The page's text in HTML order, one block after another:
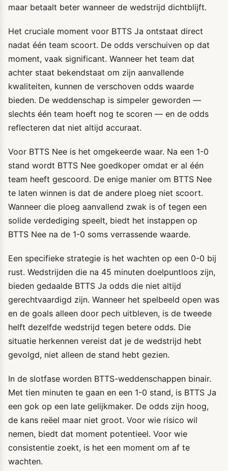
maar betaalt beter wanneer de wedstrijd dichtblijft.
Het cruciale moment voor BTTS Ja ontstaat direct
nadat één team scoort. De odds verschuiven op dat
moment, vaak significant. Wanneer het team dat
achter staat bekendstaat om zijn aanvallende
kwaliteiten, kunnen de verschoven odds waarde
bieden. De weddenschap is simpeler geworden —
slechts één team hoeft nog te scoren — en de odds
reflecteren dat niet altijd accuraat.
Voor BTTS Nee is het omgekeerde waar. Na een 1-0
stand wordt BTTS Nee goedkoper omdat er al één
team heeft gescoord. De enige manier om BTTS Nee
te laten winnen is dat de andere ploeg niet scoort.
Wanneer die ploeg aanvallend zwak is of tegen een
solide verdediging speelt, biedt het instappen op
BTTS Nee na de 1-0 soms verrassende waarde.
Een specifieke strategie is het wachten op een 0-0 bij
rust. Wedstrijden die na 45 minuten doelpuntloos zijn,
bieden gedaalde BTTS Ja odds die niet altijd
gerechtvaardigd zijn. Wanneer het spelbeeld open was
en de goals alleen door pech uitbleven, is de tweede
helft dezelfde wedstrijd tegen betere odds. Die
situatie herkennen vereist dat je de wedstrijd hebt
gevolgd, niet alleen de stand hebt gezien.
In de slotfase worden BTTS-weddenschappen binair.
Met tien minuten te gaan en een 1-0 stand, is BTTS Ja
een gok op een late gelijkmaker. De odds zijn hoog,
de kans reëel maar niet groot. Voor wie risico wil
nemen, biedt dat moment potentieel. Voor wie
consistentie zoekt, is het een moment om af te
wachten.